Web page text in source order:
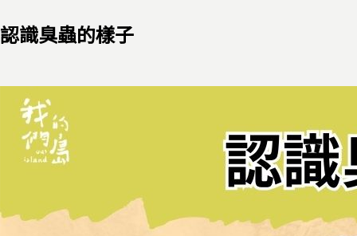
認識臭蟲的樣子